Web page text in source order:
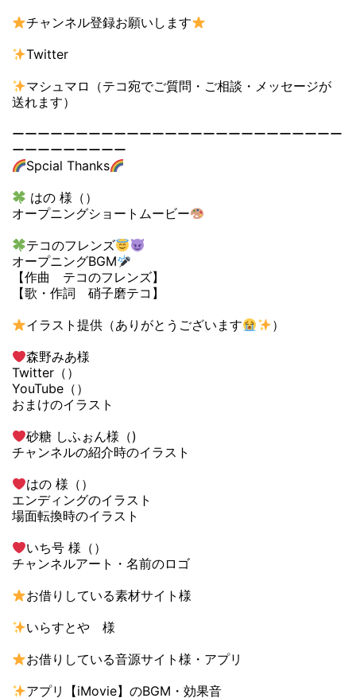
チャンネル登録お願いします
Twitter
マシュマロ（テコ宛でご質問・ご相談・メッセージが
送れます）
ーーーーーーーーーーーーーーーーーーーーーーーーーー
ーーーーーーーーー
Spcial Thanks
はの 様（）
オープニングショートムービー
テコのフレンズ
オープニングBGM
【作曲 テコのフレンズ】
【歌・作詞 硝子磨テコ】
イラスト提供（ありがとうございます
）
森野みあ様
Twitter（）
YouTube（）
おまけのイラスト
砂糖 しふぉん様（)
チャンネルの紹介時のイラスト
はの 様（）
エンディングのイラスト
場面転換時のイラスト
いち号 様（）
チャンネルアート・名前のロゴ
お借りしている素材サイト様
いらすとや 様
お借りしている音源サイト様・アプリ
アプリ【iMovie】のBGM・効果音